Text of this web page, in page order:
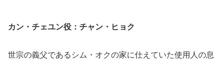
カン・チェユン役：チャン・ヒョク
世宗の義父であるシム・オクの家に仕えていた使用人の息